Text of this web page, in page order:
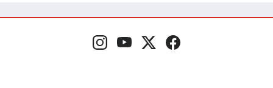
Social Links Facebook
x.com
YouTube
Instagram